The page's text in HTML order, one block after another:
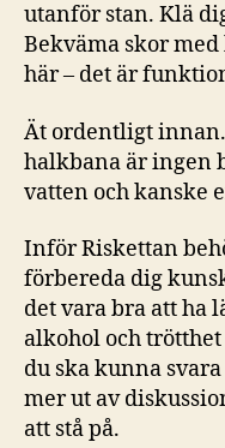
utanför stan. Klä
Bekväma skor
här – det är
Ät ordentligt
halkbana är ingen
vatten och kanske
Inför Riskettan
förbereda dig
det vara bra att ha
alkohol och
du ska kunna
mer ut av
att stå på.